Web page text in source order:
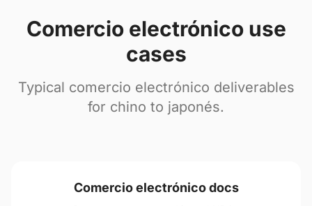
Comercio electrónico use
cases
Typical comercio electrónico deliverables
for chino to japonés.
Comercio electrónico docs